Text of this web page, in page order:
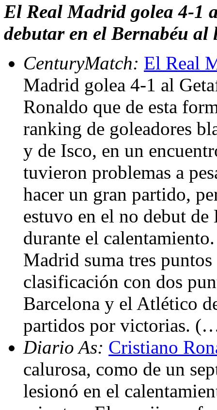
El Real Madrid golea 4-1
debutar en el Bernabéu al
CenturyMatch: El Real
Madrid golea 4-1 al
Ronaldo que de esta
ranking de goleadores
y de Isco, en un
tuvieron problemas a
hacer un gran partido,
estuvo en el no debut de
durante el
Madrid suma tres
clasificación con dos
Barcelona y el Atlético
partidos por victorias.
Diario As: Cristiano
calurosa, como de un
lesionó en el